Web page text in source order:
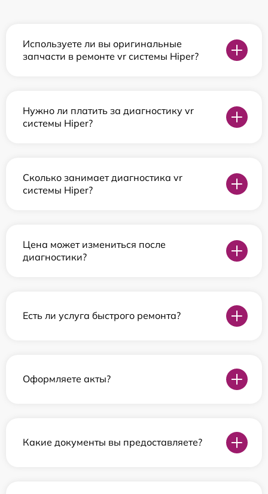
Используете ли вы оригинальные
запчасти в ремонте vr системы Hiper?
Нужно ли платить за диагностику vr
системы Hiper?
Сколько занимает диагностика vr
системы Hiper?
Цена может измениться после
диагностики?
Есть ли услуга быстрого ремонта?
Оформляете акты?
Какие документы вы предоставляете?